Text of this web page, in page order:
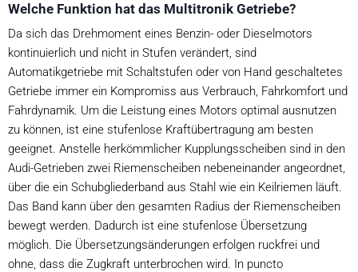
Welche Funktion hat das Multitronik Getriebe?
Da sich das Drehmoment eines Benzin- oder Dieselmotors
kontinuierlich und nicht in Stufen verändert, sind
Automatikgetriebe mit Schaltstufen oder von Hand geschaltetes
Getriebe immer ein Kompromiss aus Verbrauch, Fahrkomfort und
Fahrdynamik. Um die Leistung eines Motors optimal ausnutzen
zu können, ist eine stufenlose Kraftübertragung am besten
geeignet. Anstelle herkömmlicher Kupplungsscheiben sind in den
Audi-Getrieben zwei Riemenscheiben nebeneinander angeordnet,
über die ein Schubgliederband aus Stahl wie ein Keilriemen läuft.
Das Band kann über den gesamten Radius der Riemenscheiben
bewegt werden. Dadurch ist eine stufenlose Übersetzung
möglich. Die Übersetzungsänderungen erfolgen ruckfrei und
ohne, dass die Zugkraft unterbrochen wird. In puncto